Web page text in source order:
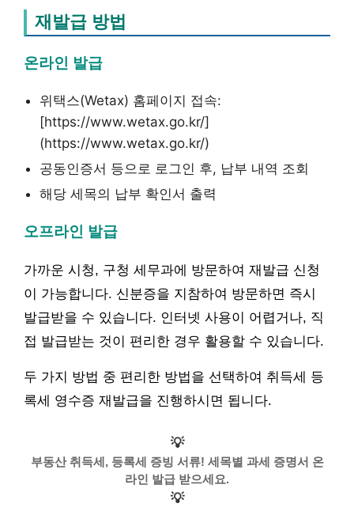
재발급 방법
온라인 발급
위택스(Wetax) 홈페이지 접속:
[https://www.wetax.go.kr/]
(https://www.wetax.go.kr/)
공동인증서 등으로 로그인 후, 납부 내역 조회
해당 세목의 납부 확인서 출력
오프라인 발급
가까운 시청, 구청 세무과에 방문하여 재발급 신청
이 가능합니다. 신분증을 지참하여 방문하면 즉시
발급받을 수 있습니다. 인터넷 사용이 어렵거나, 직
접 발급받는 것이 편리한 경우 활용할 수 있습니다.
두 가지 방법 중 편리한 방법을 선택하여 취득세 등
록세 영수증 재발급을 진행하시면 됩니다.
💡
부동산 취득세, 등록세 증빙 서류! 세목별 과세 증명서 온
라인 발급 받으세요.
💡